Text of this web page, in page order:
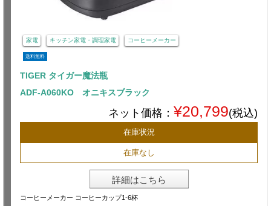
家電 キッチン家電・調理家電 コーヒーメーカー
送料無料
TIGER タイガー魔法瓶
ADF-A060KO オニキスブラック
ネット価格： ¥20,799(税込)
在庫状況
在庫なし
詳細はこちら
コーヒーメーカー コーヒーカップ1-6杯